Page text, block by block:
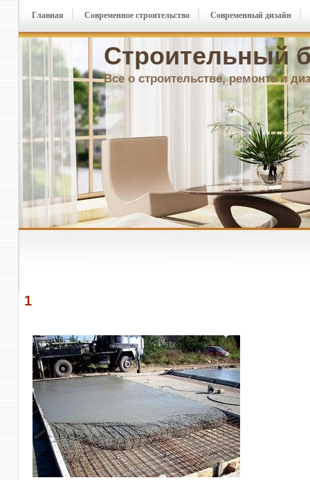
Строительный
Все о строительстве, ремонте и
Главная Современное строительство Современный дизайн
1